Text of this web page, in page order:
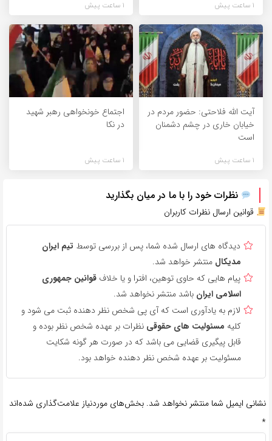
1 ساعت پیش 1 ساعت پیش
آیت الله فلاحتی: حضور مردم در
خیابان خاری در چشم دشمنان
است
1 ساعت پیش
اجتماع خونخواهی رهبر شهید
در نکا
1 ساعت پیش
نظرات خود را با ما در میان بگذارید
قوانین ارسال نظرات کاربران
دیدگاه های ارسال شده شما، پس از بررسی توسط تیم ایران
مدیکال منتشر خواهد شد.
پیام هایی که حاوی توهین، افترا و یا خلاف قوانین جمهوری
اسلامی ایران باشد منتشر نخواهد شد.
لازم به یادآوری است که آی پی شخص نظر دهنده ثبت می شود و
کلیه مسئولیت های حقوقی نظرات بر عهده شخص نظر بوده و
قابل پیگیری قضایی می باشد که در صورت هر گونه شکایت
مسئولیت بر عهده شخص نظر دهنده خواهد بود.
نشانی ایمیل شما منتشر نخواهد شد. بخش‌های موردنیاز علامت‌گذاری شده‌اند
*